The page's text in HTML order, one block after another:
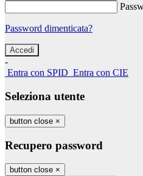
Password dimenticata?
-
Entra con SPID Entra con CIE
Seleziona utente
button close ×
Recupero password
button close ×